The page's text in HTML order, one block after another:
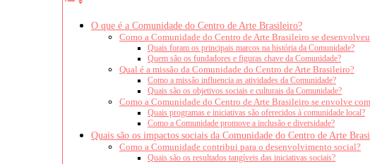
O que é a Comunidade do Centro de Arte Brasileiro?
Como a Comunidade do Centro de Arte Brasileiro se
Quais foram os principais marcos na história da Comunidade?
Quem são os fundadores e figuras chave da Comunidade?
Qual é a missão da Comunidade do Centro de Arte Brasileiro?
Como a missão influencia as atividades da Comunidade?
Quais são os objetivos sociais e culturais da Comunidade?
Como a Comunidade do Centro de Arte Brasileiro se envolve
Quais programas e iniciativas são oferecidos à comunidade local?
Como a Comunidade promove a inclusão e diversidade?
Quais são os impactos sociais da Comunidade do Centro de Arte
Como a Comunidade contribui para o desenvolvimento social?
Quais são os resultados tangíveis das iniciativas sociais?